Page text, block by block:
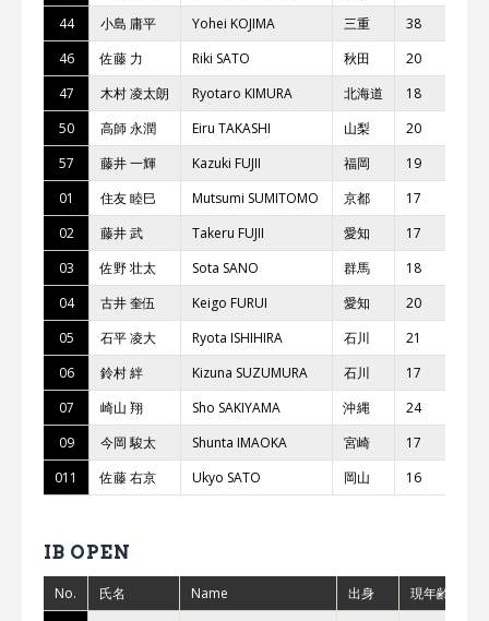
44
⼩島 庸平 Yohei KOJIMA 三重 38
46
佐藤 ⼒ Riki SATO 秋⽥ 20
47
⽊村 凌太朗 Ryotaro KIMURA 北海道 18
50
⾼師 永潤 Eiru TAKASHI ⼭梨 20
57
藤井 ⼀輝 Kazuki FUJII 福岡 19
01
住友 睦⺒ Mutsumi SUMITOMO 京都 17
02
藤井 武 Takeru FUJII 愛知 17
03
佐野 壮太 Sota SANO 群⾺ 18
04
古井 奎伍 Keigo FURUI 愛知 20
05
⽯平 凌⼤ Ryota ISHIHIRA ⽯川 21
06
鈴村 絆 Kizuna SUZUMURA ⽯川 17
07
崎⼭ 翔 Sho SAKIYAMA 沖縄 24
09
今岡 駿太 Shunta IMAOKA 宮崎
17
011
佐藤 右京 Ukyo SATO 岡⼭ 16
IB OPEN
No. 氏名 Name 出身 現年齢